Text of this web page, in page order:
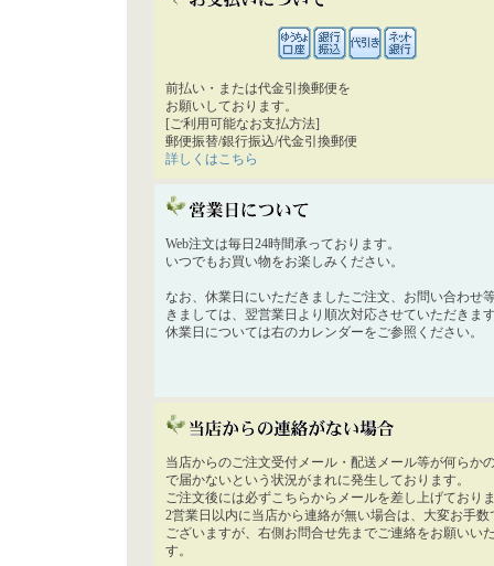
前払い・または代金引換郵便を
お願いしております。
[ご利用可能なお支払方法]
郵便振替/銀行振込/代金引換郵便
詳しくはこちら
Web注文は毎日24時間承っております。
いつでもお買い物をお楽しみください。
なお、休業日にいただきましたご注文、お問い合わせ
きましては、翌営業日より順次対応させていただきま
休業日については右のカレンダーをご参照ください。
当店からのご注文受付メール・配送メール等が何らか
で届かないという状況がまれに発生しております。
ご注文後には必ずこちらからメールを差し上げており
2営業日以内に当店から連絡が無い場合は、大変お手数
ございますが、右側お問合せ先までご連絡をお願いい
す。